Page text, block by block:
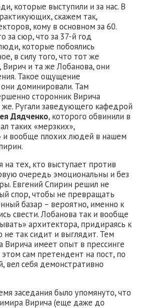
которые выступили и за нас. В
скажем так,
кому в основном за 60.
за сюр, что за 37-й год
которые побоялись
в силу того, что тот же
Вирич и та же Лобанова, они
Такое ощущение
доминировали. Там
сторонник Вирича
же. Ругали заведующего кафедрой
Дядченко, которого обвинили в
таких «мерзких»,
и вообще плохих людей в нашем
на тех, кто выступает против
очередь эмоциональны и без
Евгений Спирин решил не
спор, чтобы не превращать
базар – вероятно, именно к
свести. Лобанова так и вообще
архитектора, придираясь к
не так сидит и выглядит. Тем
Вирича имеет опыт в прессинге
сам претендент на пост, по
вел себя демонстративно
заседания было упомянуто, что
Вирича (еще даже до